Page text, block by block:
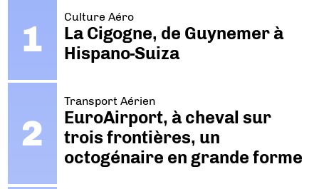
Culture Aéro
La Cigogne, de Guynemer à
Hispano-Suiza
Transport Aérien
EuroAirport, à cheval sur
trois frontières, un
octogénaire en grande forme